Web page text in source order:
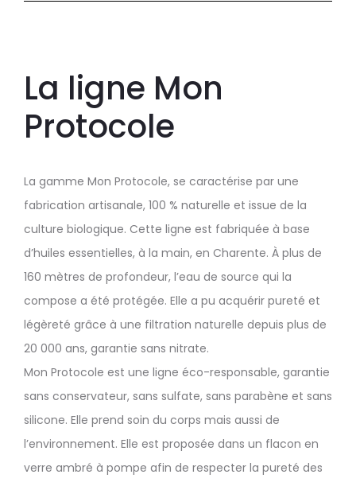
La ligne Mon
Protocole
La gamme Mon Protocole, se caractérise par une
fabrication artisanale, 100 % naturelle et issue de la
culture biologique. Cette ligne est fabriquée à base
d’huiles essentielles, à la main, en Charente. À plus de
160 mètres de profondeur, l’eau de source qui la
compose a été protégée. Elle a pu acquérir pureté et
légèreté grâce à une filtration naturelle depuis plus de
20 000 ans, garantie sans nitrate.
Mon Protocole est une ligne éco-responsable, garantie
sans conservateur, sans sulfate, sans parabène et sans
silicone. Elle prend soin du corps mais aussi de
l’environnement. Elle est proposée dans un flacon en
verre ambré à pompe afin de respecter la pureté des